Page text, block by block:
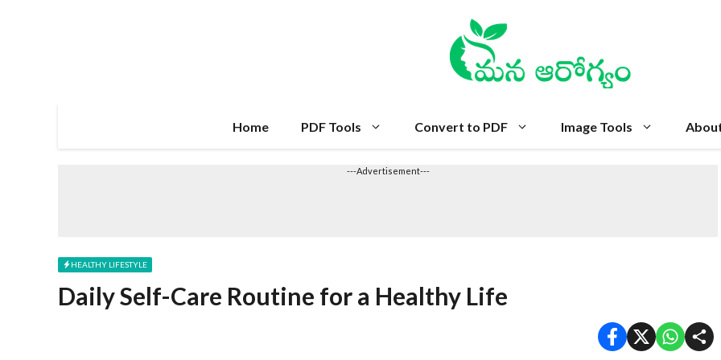
Home PDF Tools Convert to PDF Image Tools
---Advertisement---
HEALTHY LIFESTYLE
Daily Self-Care Routine for a Healthy Life